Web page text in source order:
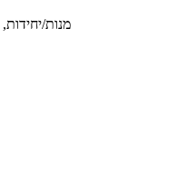
11 מנות/יחידות, 112 גרם למנה\יחידה